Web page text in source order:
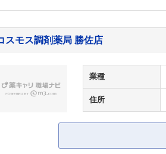
スモス調剤薬局 勝佐店
業種
住所